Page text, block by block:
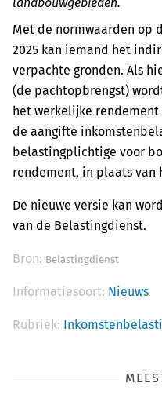
Met de normwaarden op
2025 kan iemand het
verpachte gronden. Als
(de pachtopbrengst)
het werkelijke
de aangifte
belastingplichtige voor
rendement, in plaats
De nieuwe versie kan
van de Belastingdienst.
Bron: Belastingdienst
Informatiesoort: Nieuws
Rubriek: